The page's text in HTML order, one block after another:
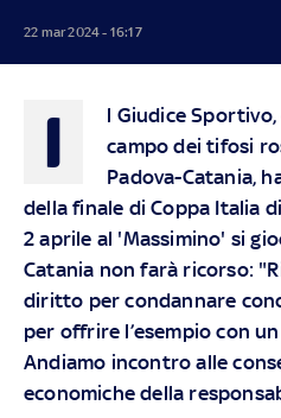
22 mar 2024 - 16:17
I
l Giudice
campo dei tifosi
Padova-Catania,
della finale di Coppa Italia
2 aprile al 'Massimino' si
Catania non farà ricorso:
diritto per condannare
per offrire l’esempio con
Andiamo incontro alle
economiche della